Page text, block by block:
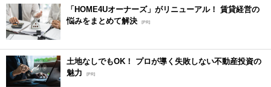
「HOME4Uオーナーズ」がリニューアル！ 賃貸経営の
悩みをまとめて解決 [PR]
土地なしでもOK！ プロが導く失敗しない不動産投資の
魅力
[PR]